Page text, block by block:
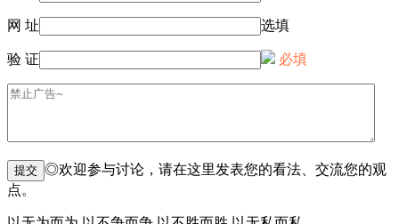
网 址 选填
验 证 必填
◎欢迎参与讨论，请在这里发表您的看法、交流您的观
点。